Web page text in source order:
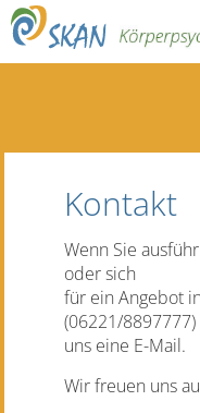
Kontakt
Wenn Sie
oder sich
für ein Angebot
(06221/
uns eine E-Mail.
Wir freuen uns